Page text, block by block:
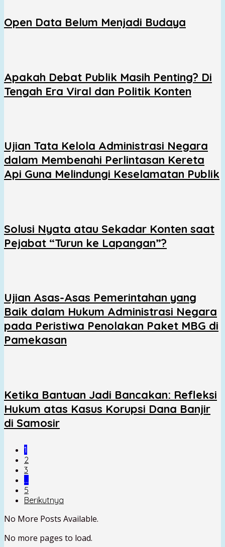
Open Data Belum Menjadi Budaya
Apakah Debat Publik Masih Penting? Di
Tengah Era Viral dan Politik Konten
Ujian Tata Kelola Administrasi Negara
dalam Membenahi Perlintasan Kereta
Api Guna Melindungi Keselamatan Publik
Solusi Nyata atau Sekadar Konten saat
Pejabat “Turun ke Lapangan”?
Ujian Asas-Asas Pemerintahan yang
Baik dalam Hukum Administrasi Negara
pada Peristiwa Penolakan Paket MBG di
Pamekasan
Ketika Bantuan Jadi Bancakan: Refleksi
Hukum atas Kasus Korupsi Dana Banjir
di Samosir
1
2
3
…
5
Berikutnya
No More Posts Available.
No more pages to load.